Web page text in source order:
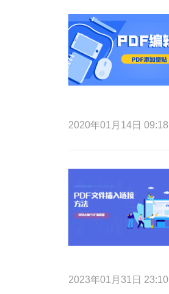
2020年01月14日 09:18
2023年01月31日 23:10